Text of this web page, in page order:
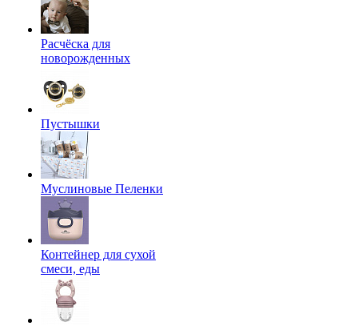
Расчёска для
новорожденных
Пустышки
Муслиновые Пеленки
Контейнер для сухой
смеси, еды